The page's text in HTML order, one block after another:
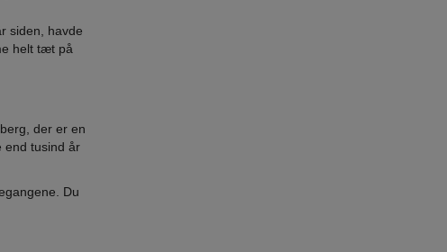
siden, havde
helt tæt på
der er en
end tusind år
Du